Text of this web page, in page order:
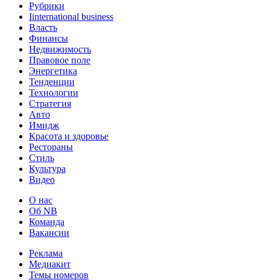
Рубрики
Iinternational business
Власть
Финансы
Недвижимость
Правовое поле
Энергетика
Тенденции
Технологии
Стратегия
Авто
Имидж
Красота и здоровье
Рестораны
Стиль
Культура
Видео
О нас
Об NB
Команда
Вакансии
Реклама
Медиакит
Темы номеров